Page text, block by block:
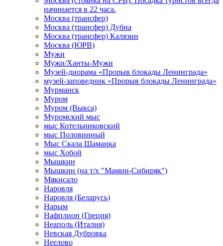
начинается в 22 часа.
Москва (трансфер)
Москва (трансфер) Дубна
Москва (трансфер) Калязин
Москва (ЮРВ)
Мужи
Мужи/Ханты-Мужи
Музей-диорама «Прорыв блокады Ленинграда»
музей-заповедник «Прорыв блокады Ленинграда»
Мурманск
Муром
Муром (Выкса)
Муромский мыс
мыс Котельниковский
мыс Половинный
Мыс Скала Шаманка
мыс Хобой
Мышкин
Мышкин (на т/х "Мамин-Сибиряк")
Мякисало
Наровля
Наровля (Беларусь)
Нарым
Нафплион (Греция)
Неаполь (Италия)
Невская Дубровка
Неелово